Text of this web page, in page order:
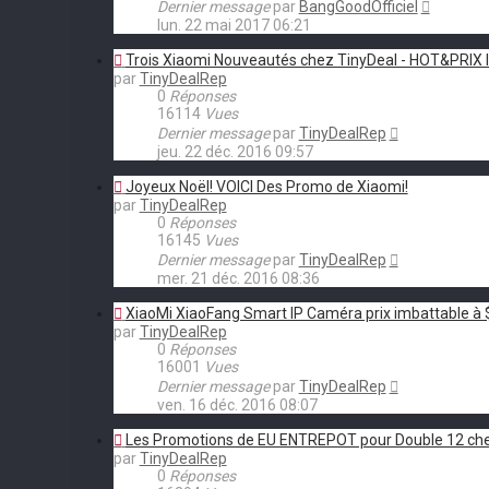
Dernier messagepar BangGoodOfficiel
lun. 22 mai 2017 06:21
Trois Xiaomi Nouveautés chez TinyDeal - HOT&PRIX
parTinyDealRep
0 Réponses
16114 Vues
Dernier messageparTinyDealRep
jeu. 22 déc. 2016 09:57
Joyeux Noël! VOICI Des Promo de Xiaomi!
parTinyDealRep
0 Réponses
16145 Vues
Dernier messageparTinyDealRep
mer. 21 déc. 2016 08:36
XiaoMi XiaoFang Smart IP Caméra prix imbattable à
parTinyDealRep
0 Réponses
16001 Vues
Dernier messageparTinyDealRep
ven. 16 déc. 2016 08:07
Les Promotions de EU ENTREPOT pour Double 12
parTinyDealRep
0 Réponses